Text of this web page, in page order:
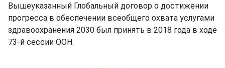
Вышеуказанный Глобальный договор о достижении
прогресса в обеспечении всеобщего охвата услугами
здравоохранения 2030 был принять в 2018 года в ходе
73-й сессии ООН.